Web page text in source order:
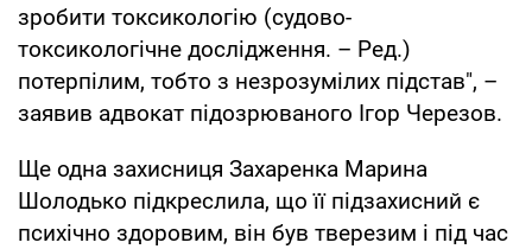
зробити токсикологію (судово-
токсикологічне дослідження. – Ред.)
потерпілим, тобто з незрозумілих підстав", –
заявив адвокат підозрюваного Ігор Черезов.
Ще одна захисниця Захаренка Марина
Шолодько підкреслила, що її підзахисний є
психічно здоровим, він був тверезим і під час